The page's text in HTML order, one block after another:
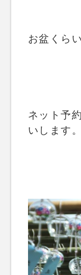
お盆くら
ネット予
いします。